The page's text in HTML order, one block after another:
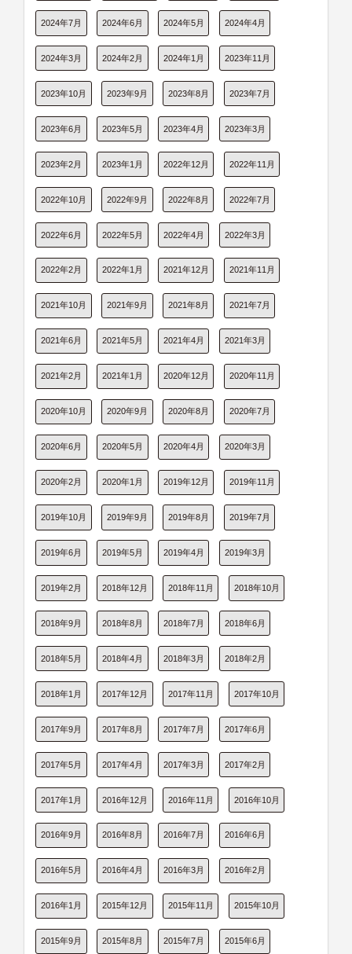
2024年7月 2024年6月 2024年5月 2024年4月
2024年3月 2024年2月 2024年1月 2023年11月
2023年10月 2023年9月 2023年8月 2023年7月
2023年6月 2023年5月 2023年4月 2023年3月
2023年2月 2023年1月 2022年12月 2022年11月
2022年10月 2022年9月 2022年8月 2022年7月
2022年6月 2022年5月 2022年4月 2022年3月
2022年2月 2022年1月 2021年12月 2021年11月
2021年10月 2021年9月 2021年8月 2021年7月
2021年6月 2021年5月 2021年4月 2021年3月
2021年2月 2021年1月 2020年12月 2020年11月
2020年10月 2020年9月 2020年8月 2020年7月
2020年6月 2020年5月 2020年4月 2020年3月
2020年2月 2020年1月 2019年12月 2019年11月
2019年10月 2019年9月 2019年8月 2019年7月
2019年6月 2019年5月 2019年4月 2019年3月
2019年2月 2018年12月 2018年11月 2018年10月
2018年9月 2018年8月 2018年7月 2018年6月
2018年5月 2018年4月 2018年3月 2018年2月
2018年1月 2017年12月 2017年11月 2017年10月
2017年9月 2017年8月 2017年7月 2017年6月
2017年5月 2017年4月 2017年3月 2017年2月
2017年1月 2016年12月 2016年11月 2016年10月
2016年9月 2016年8月 2016年7月 2016年6月
2016年5月 2016年4月 2016年3月 2016年2月
2016年1月 2015年12月 2015年11月 2015年10月
2015年9月 2015年8月 2015年7月 2015年6月